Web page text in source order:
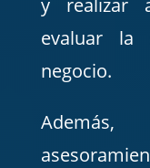
y realizar
evaluar la
negocio.